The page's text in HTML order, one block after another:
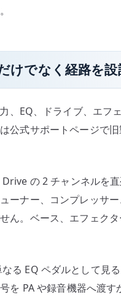
けでなく経路を設
、EQ、ドライブ、エフ
公式サポートページで
の 2 チャンネルを
ーナー、コンプレッサ
ん。ベース、エフェク
る EQ ペダルとして見
を PA や録音機器へ渡す